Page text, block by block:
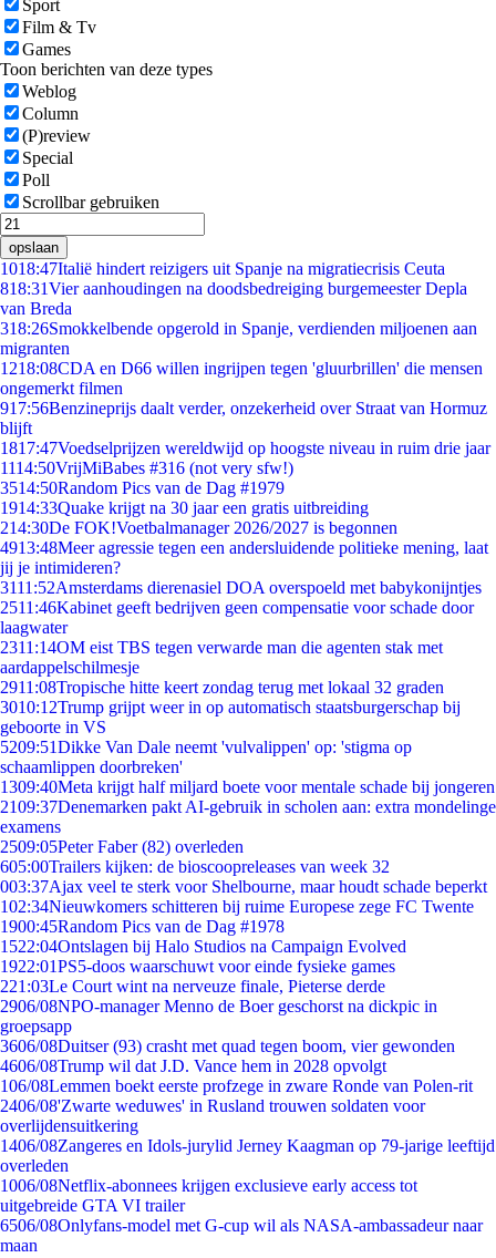
Sport
Film & Tv
Games
Toon berichten van deze types
Weblog
Column
(P)review
Special
Poll
Scrollbar gebruiken
opslaan
1018:47Italië hindert reizigers uit Spanje na migratiecrisis Ceuta
818:31Vier aanhoudingen na doodsbedreiging burgemeester Depla
van Breda
318:26Smokkelbende opgerold in Spanje, verdienden miljoenen aan
migranten
1218:08CDA en D66 willen ingrijpen tegen 'gluurbrillen' die mensen
ongemerkt filmen
917:56Benzineprijs daalt verder, onzekerheid over Straat van Hormuz
blijft
1817:47Voedselprijzen wereldwijd op hoogste niveau in ruim drie jaar
1114:50VrijMiBabes #316 (not very sfw!)
3514:50Random Pics van de Dag #1979
1914:33Quake krijgt na 30 jaar een gratis uitbreiding
214:30De FOK!Voetbalmanager 2026/2027 is begonnen
4913:48Meer agressie tegen een andersluidende politieke mening, laat
jij je intimideren?
3111:52Amsterdams dierenasiel DOA overspoeld met babykonijntjes
2511:46Kabinet geeft bedrijven geen compensatie voor schade door
laagwater
2311:14OM eist TBS tegen verwarde man die agenten stak met
aardappelschilmesje
2911:08Tropische hitte keert zondag terug met lokaal 32 graden
3010:12Trump grijpt weer in op automatisch staatsburgerschap bij
geboorte in VS
5209:51Dikke Van Dale neemt 'vulvalippen' op: 'stigma op
schaamlippen doorbreken'
1309:40Meta krijgt half miljard boete voor mentale schade bij jongeren
2109:37Denemarken pakt AI-gebruik in scholen aan: extra mondelinge
examens
2509:05Peter Faber (82) overleden
605:00Trailers kijken: de bioscoopreleases van week 32
003:37Ajax veel te sterk voor Shelbourne, maar houdt schade beperkt
102:34Nieuwkomers schitteren bij ruime Europese zege FC Twente
1900:45Random Pics van de Dag #1978
1522:04Ontslagen bij Halo Studios na Campaign Evolved
1922:01PS5-doos waarschuwt voor einde fysieke games
221:03Le Court wint na nerveuze finale, Pieterse derde
2906/08NPO-manager Menno de Boer geschorst na dickpic in
groepsapp
3606/08Duitser (93) crasht met quad tegen boom, vier gewonden
4606/08Trump wil dat J.D. Vance hem in 2028 opvolgt
106/08Lemmen boekt eerste profzege in zware Ronde van Polen-rit
2406/08'Zwarte weduwes' in Rusland trouwen soldaten voor
overlijdensuitkering
1406/08Zangeres en Idols-jurylid Jerney Kaagman op 79-jarige leeftijd
overleden
1006/08Netflix-abonnees krijgen exclusieve early access tot
uitgebreide GTA VI trailer
6506/08Onlyfans-model met G-cup wil als NASA-ambassadeur naar
maan